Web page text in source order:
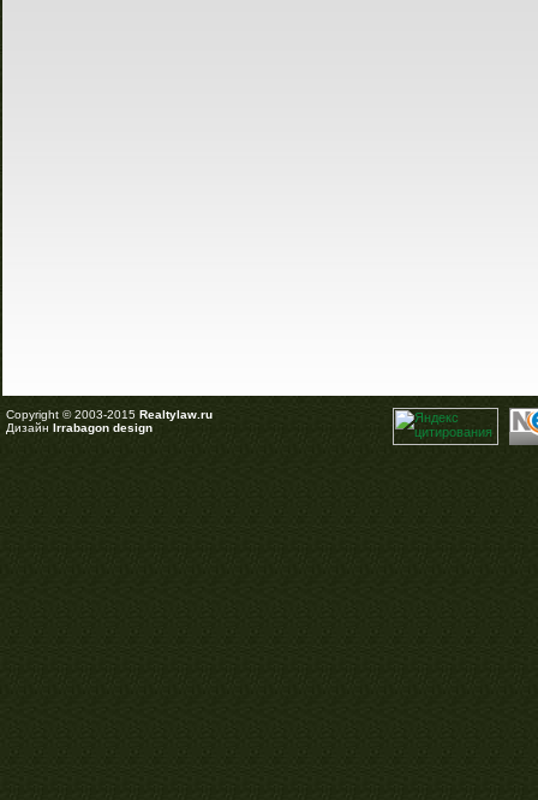
Copyright © 2003-2015 Realtylaw.ru
Дизайн Irrabagon design